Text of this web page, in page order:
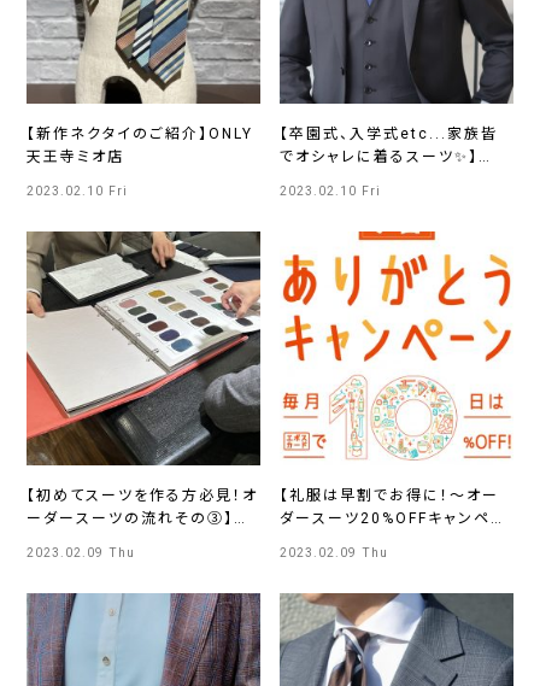
【新作ネクタイのご紹介】ONLY
天王寺ミオ店
2023.02.10 Fri
【卒園式、入学式etc...家族皆
でオシャレに着るスーツ✨】
2023.02.10 Fri
【初めてスーツを作る方必見！オ
ーダースーツの流れその③】
2023.02.09 Thu
【礼服は早割でお得に！～オー
ダースーツ20%OFFキャンペー
2023.02.09 Thu